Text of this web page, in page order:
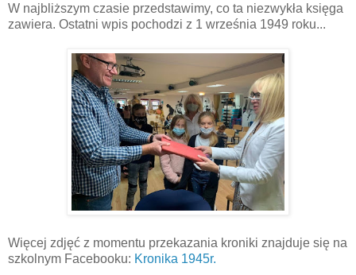
W najbliższym czasie przedstawimy, co ta niezwykła księga
zawiera. Ostatni wpis pochodzi z 1 września 1949 roku...
Więcej zdjęć z momentu przekazania kroniki znajduje się na
szkolnym Facebooku: Kronika 1945r.